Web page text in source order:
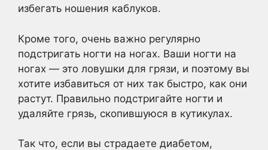
избегать ношения каблуков.
Кроме того, очень важно регулярно
подстригать ногти на ногах. Ваши ногти на
ногах — это ловушки для грязи, и поэтому вы
хотите избавиться от них так быстро, как они
растут. Правильно подстригайте ногти и
удаляйте грязь, скопившуюся в кутикулах.
Так что, если вы страдаете диабетом,